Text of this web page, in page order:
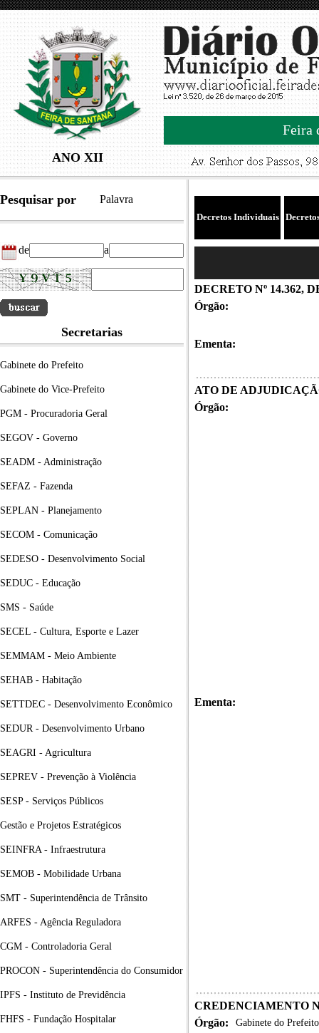
ANO XII
Feira
Pesquisar por Palavra
de a
Secretarias
Gabinete do Prefeito
Gabinete do Vice-Prefeito
PGM - Procuradoria Geral
SEGOV - Governo
SEADM - Administração
SEFAZ - Fazenda
SEPLAN - Planejamento
SECOM - Comunicação
SEDESO - Desenvolvimento Social
SEDUC - Educação
SMS - Saúde
SECEL - Cultura, Esporte e Lazer
SEMMAM - Meio Ambiente
SEHAB - Habitação
SETTDEC - Desenvolvimento Econômico
SEDUR - Desenvolvimento Urbano
SEAGRI - Agricultura
SEPREV - Prevenção à Violência
SESP - Serviços Públicos
Gestão e Projetos Estratégicos
SEINFRA - Infraestrutura
SEMOB - Mobilidade Urbana
SMT - Superintendência de Trânsito
ARFES - Agência Reguladora
CGM - Controladoria Geral
PROCON - Superintendência do Consumidor
IPFS - Instituto de Previdência
FHFS - Fundação Hospitalar
Decretos Individuais
DECRETO Nº 14.362,
Órgão:
Ementa:
ATO DE
Órgão:
Ementa:
CREDENCIAMENTO
Órgão:
Gabinete do Prefeito